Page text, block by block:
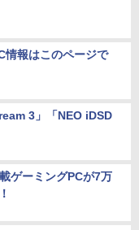
情報はこのページで
3」「NEO iDSD
ゲーミングPCが7万